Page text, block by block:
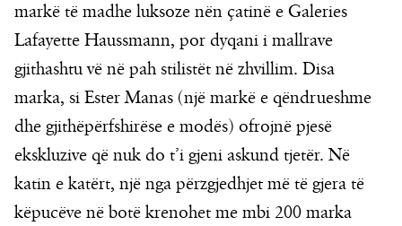
markë të madhe luksoze nën çatinë e Galeries
Lafayette Haussmann, por dyqani i mallrave
gjithashtu vë në pah stilistët në zhvillim. Disa
marka, si Ester Manas (një markë e qëndrueshme
dhe gjithëpërfshirëse e modës) ofrojnë pjesë
ekskluzive që nuk do t’i gjeni askund tjetër. Në
katin e katërt, një nga përzgjedhjet më të gjera të
këpucëve në botë krenohet me mbi 200 marka